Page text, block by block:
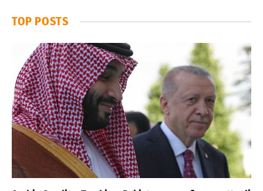
TOP POSTS